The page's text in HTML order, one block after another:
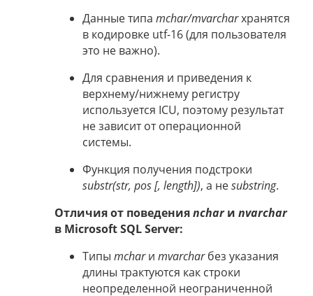
Данные типа mchar/mvarcharхранятся
в кодировке utf-16 (для пользователя
это не важно).
Для сравнения и приведения к
верхнему/нижнему регистру
используется ICU, поэтому результат
не зависит от операционной
системы.
Функция получения подстроки
substr(str, pos [, length]), а неsubstring.
Отличия от поведенияncharи nvarchar
в Microsoft SQL Server:
Типы mcharи mvarcharбез указания
длины трактуются как строки
неопределенной неограниченной